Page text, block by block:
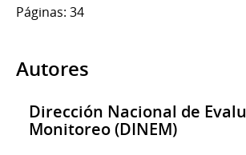
Páginas: 34
Autores
Dirección Nacional de
Monitoreo (DINEM)